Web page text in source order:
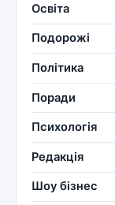
Освіта
Подорожі
Політика
Поради
Психологія
Редакція
Шоу бізнес